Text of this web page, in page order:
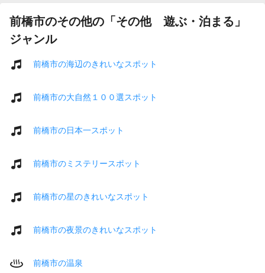
前橋市のその他の「その他 遊ぶ・泊まる」
ジャンル
前橋市の海辺のきれいなスポット
前橋市の大自然１００選スポット
前橋市の日本一スポット
前橋市のミステリースポット
前橋市の星のきれいなスポット
前橋市の夜景のきれいなスポット
前橋市の温泉